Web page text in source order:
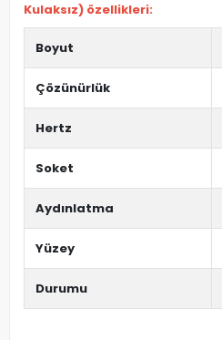
Kulaksız) özellikleri:
Boyut
Çözünürlük
Hertz
Soket
Aydınlatma
Yüzey
Durumu